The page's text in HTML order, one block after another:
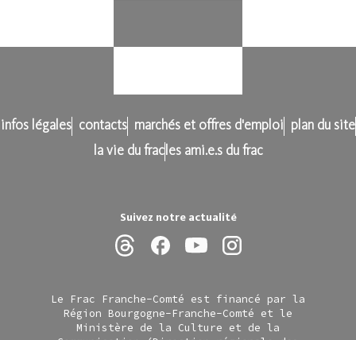
Suivez notre actualité
infos légales contacts marchés et offres d'emploi
plan du site
la vie du frac les ami.e.s du frac
Le Frac Franche-Comté est financé par la
Région Bourgogne-Franche-Comté et le
Ministère de la Culture et de la